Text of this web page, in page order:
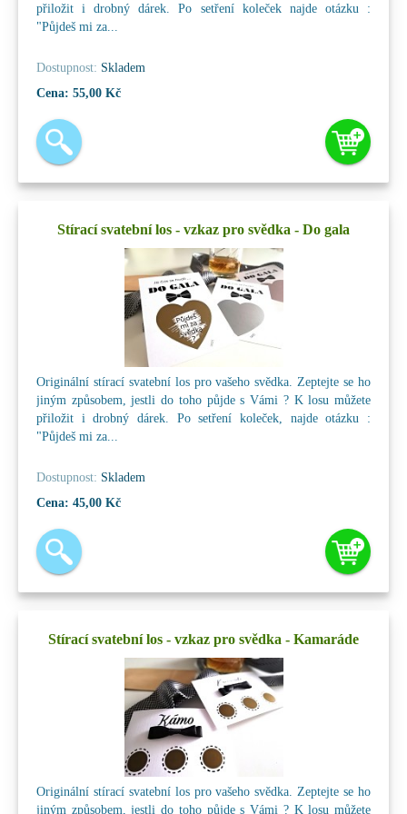
přiložit i drobný dárek. Po setření koleček najde otázku :
"Půjdeš mi za...
Dostupnost: Skladem
Cena: 55,00 Kč
Stírací svatební los - vzkaz pro svědka - Do gala
Originální stírací svatební los pro vašeho svědka. Zeptejte se ho
jiným způsobem, jestli do toho půjde s Vámi ? K losu můžete
přiložit i drobný dárek. Po setření koleček, najde otázku :
"Půjdeš mi za...
Dostupnost: Skladem
Cena: 45,00 Kč
Stírací svatební los - vzkaz pro svědka - Kamaráde
Originální stírací svatební los pro vašeho svědka. Zeptejte se ho
jiným způsobem, jestli do toho půjde s Vámi ? K losu můžete